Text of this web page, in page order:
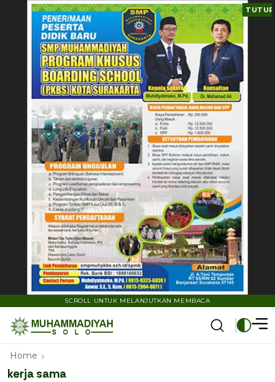
TUTUP
SCROLL UNTUK MELANJUTKAN MEMBACA
Home
kerja sama